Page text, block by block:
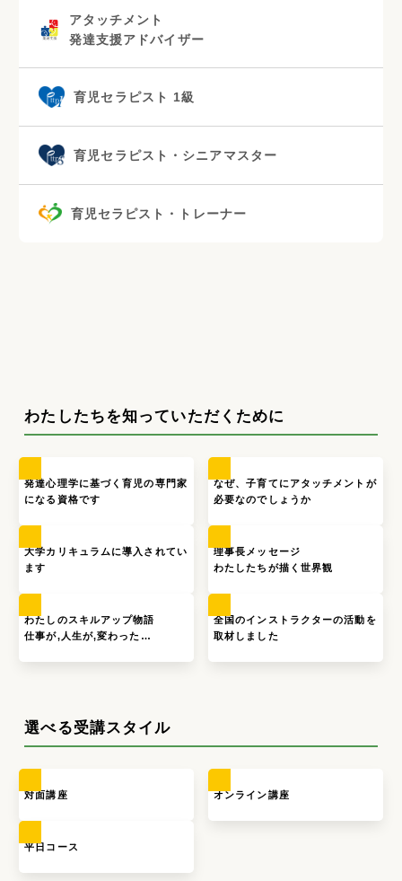
アタッチメント
発達支援アドバイザー
育児セラピスト 1級
育児セラピスト・シニアマスター
育児セラピスト・トレーナー
わたしたちを知っていただくために
発達心理学に基づく育児の専門家
になる資格です
なぜ、子育てにアタッチメントが
必要なのでしょうか
大学カリキュラムに導入されてい
ます
理事長メッセージ
わたしたちが描く世界観
わたしのスキルアップ物語
仕事が,人生が,変わった…
全国のインストラクターの活動を
取材しました
選べる受講スタイル
対面講座 オンライン講座
平日コース